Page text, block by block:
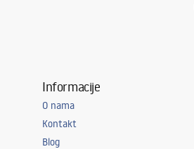
Informacije
O nama
Kontakt
Blog